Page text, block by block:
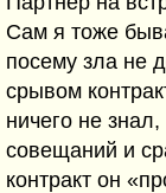
Сам я тоже
посему зла не
срывом
ничего не
совещаний и
контракт он